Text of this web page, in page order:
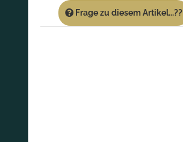
Frage zu diesem Artikel...??